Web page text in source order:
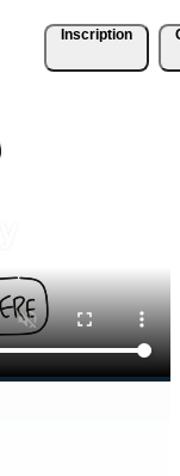
Inscription